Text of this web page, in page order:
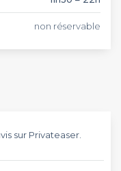
non réservable
sur Privateaser.